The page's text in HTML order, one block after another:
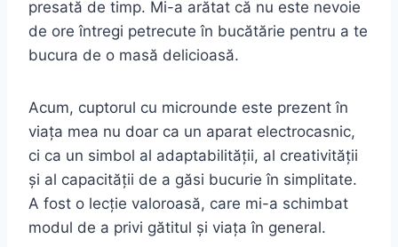
presată de timp. Mi-a arătat că nu este nevoie
de ore întregi petrecute în bucătărie pentru a te
bucura de o masă delicioasă.
Acum, cuptorul cu microunde este prezent în
viața mea nu doar ca un aparat electrocasnic,
ci ca un simbol al adaptabilității, al creativității
și al capacității de a găsi bucurie în simplitate.
A fost o lecție valoroasă, care mi-a schimbat
modul de a privi gătitul și viața în general.